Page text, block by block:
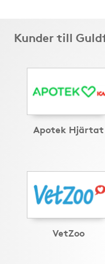
Kunder till
Apotek Hjärtat
VetZoo